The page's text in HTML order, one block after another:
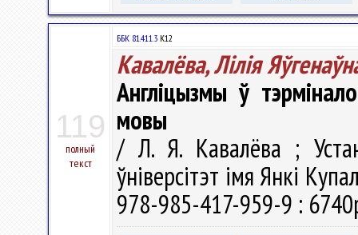
119
полный
текст
ББК 81.411.3 К12
Кавалёва, Лілія
Англіцызмы ў
мовы
/ Л. Я. Кавалёва ;
ўніверсітэт імя Янкі
978-985-417-959-9 :